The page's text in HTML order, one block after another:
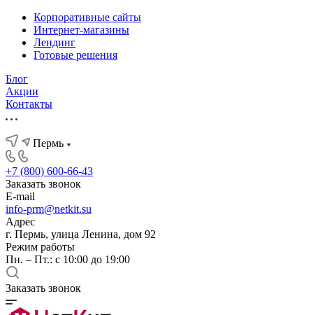
Корпоративные сайты
Интернет-магазины
Лендинг
Готовые решения
Блог
Акции
Контакты
Пермь
+7 (800) 600-66-43
Заказать звонок
E-mail
info-prm@netkit.su
Адрес
г. Пермь, улица Ленина, дом 92
Режим работы
Пн. – Пт.: с 10:00 до 19:00
Заказать звонок